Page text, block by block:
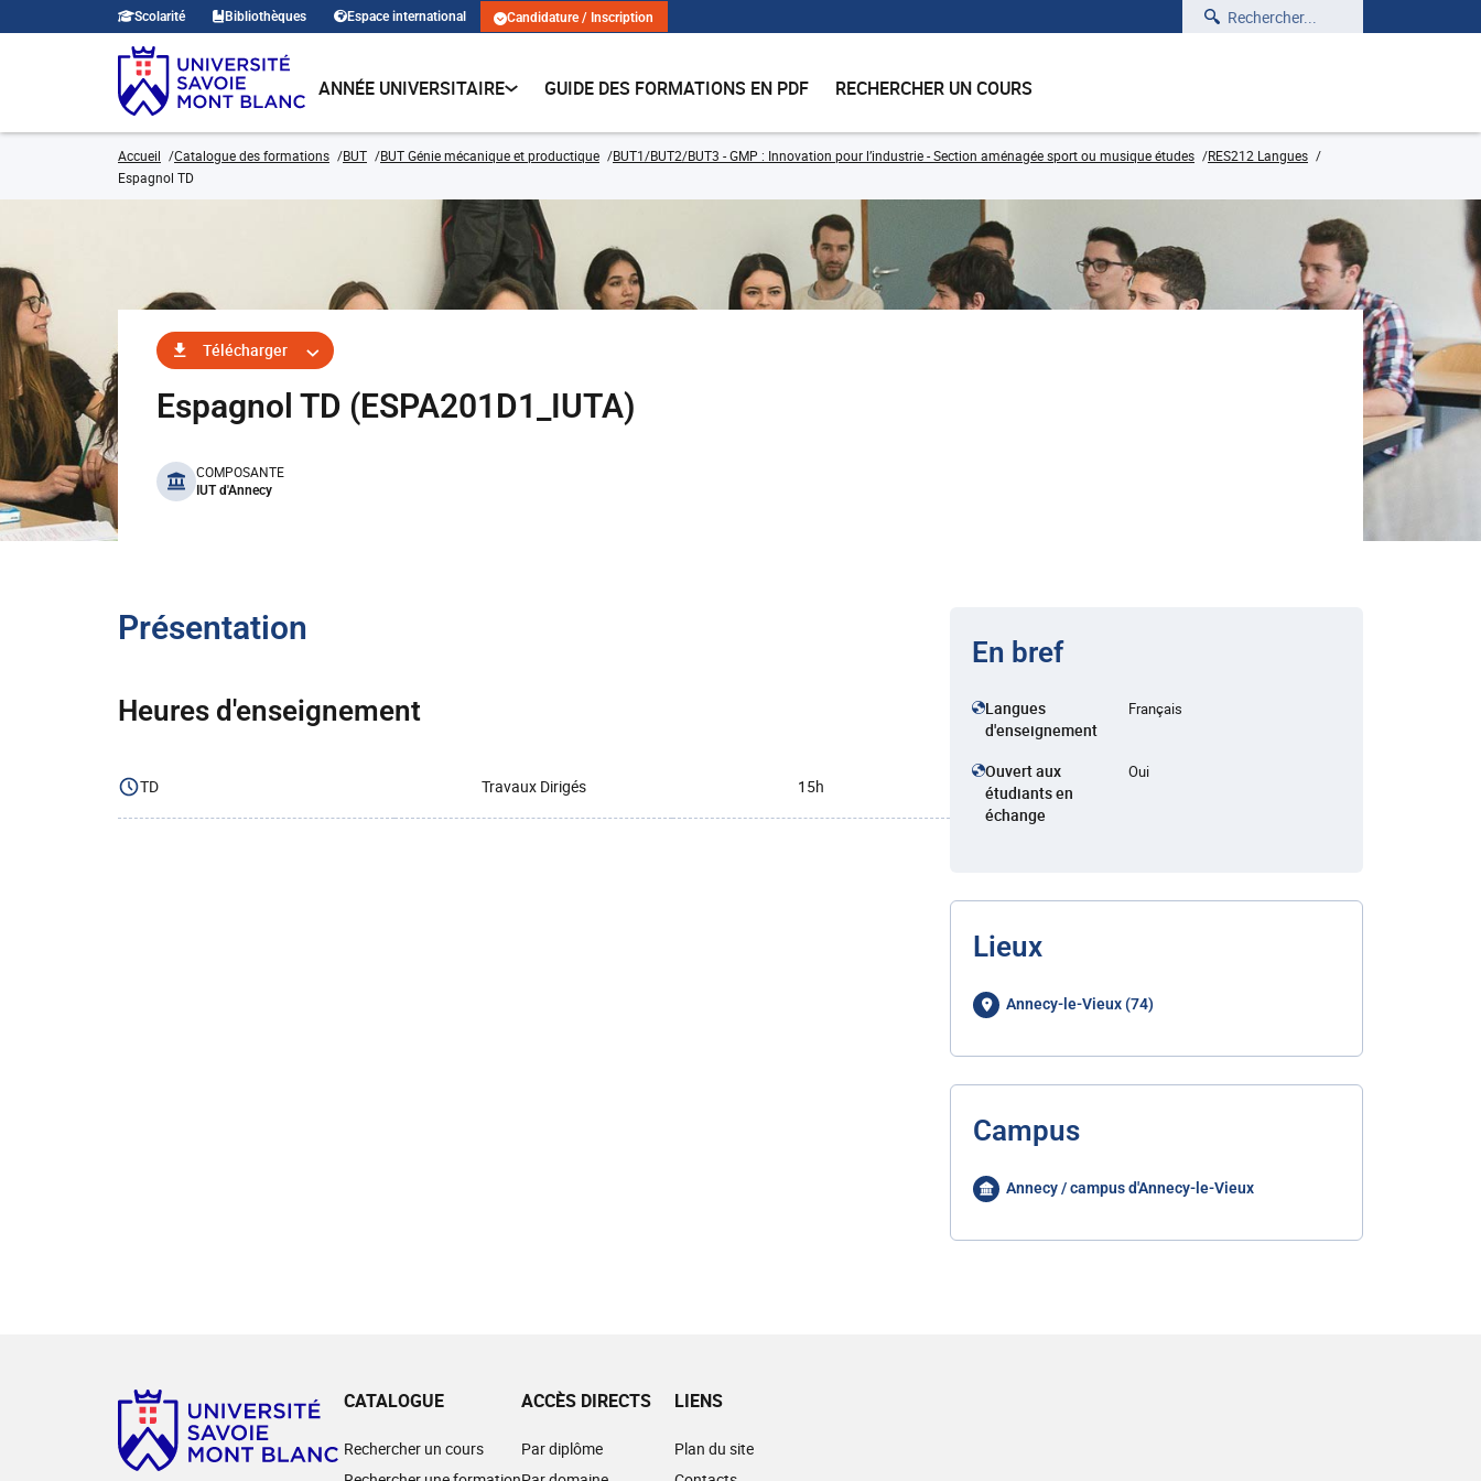
Scolarité Bibliothèques Espace international Candidature / Inscription Rechercher
ANNÉE UNIVERSITAIRE GUIDE DES FORMATIONS EN PDF RECHERCHER UN COURS
Accueil Catalogue des formations BUT BUT Génie mécanique et productique BUT1/BUT2/BUT3 - GMP : Innovation pour l’industrie - Section aménagée sport ou musique études
RES212 Langues
Espagnol TD
Télécharger
Espagnol TD (ESPA201D1_IUTA)
benefits
COMPOSANTE
IUT d'Annecy
Présentation
Heures d'enseignement
TD Travaux Dirigés 15h
En bref
Langues
d'enseignement
Français
Ouvert aux
étudiants en
échange
Oui
Lieux
Annecy-le-Vieux (74)
Campus
Annecy / campus d'Annecy-le-Vieux
CATALOGUE
Rechercher un cours
ACCÈS DIRECTS
Par diplôme
LIENS
Plan du site